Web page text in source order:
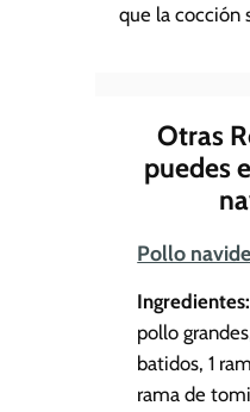
que la cocción
Otras
puedes
Pollo
Ingredientes:
pollo
batidos, 1
rama de